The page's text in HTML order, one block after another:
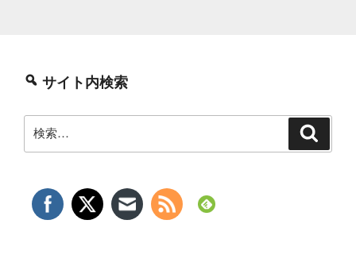
サイト内検索
索: